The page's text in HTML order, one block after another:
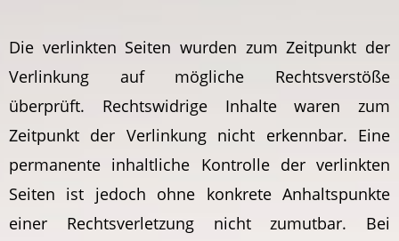
Die verlinkten Seiten wurden zum Zeitpunkt der
Verlinkung auf mögliche Rechtsverstöße
überprüft. Rechtswidrige Inhalte waren zum
Zeitpunkt der Verlinkung nicht erkennbar. Eine
permanente inhaltliche Kontrolle der verlinkten
Seiten ist jedoch ohne konkrete Anhaltspunkte
einer Rechtsverletzung nicht zumutbar. Bei